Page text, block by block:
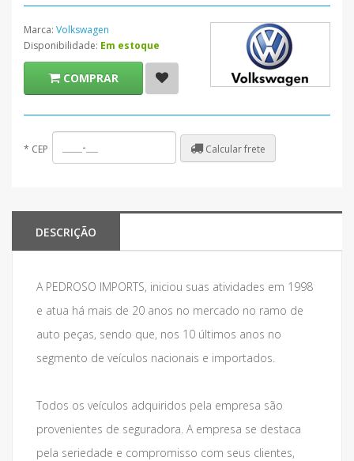
Marca: Volkswagen
Disponibilidade: Em estoque
COMPRAR
* CEP Calcular frete
DESCRIÇÃO
A PEDROSO IMPORTS, iniciou suas atividades em 1998
e atua há mais de 20 anos no mercado no ramo de
auto peças, sendo que, nos 10 últimos anos no
segmento de veículos nacionais e importados.
Todos os veículos adquiridos pela empresa são
provenientes de seguradora. A empresa se destaca
pela seriedade e compromisso com seus clientes,